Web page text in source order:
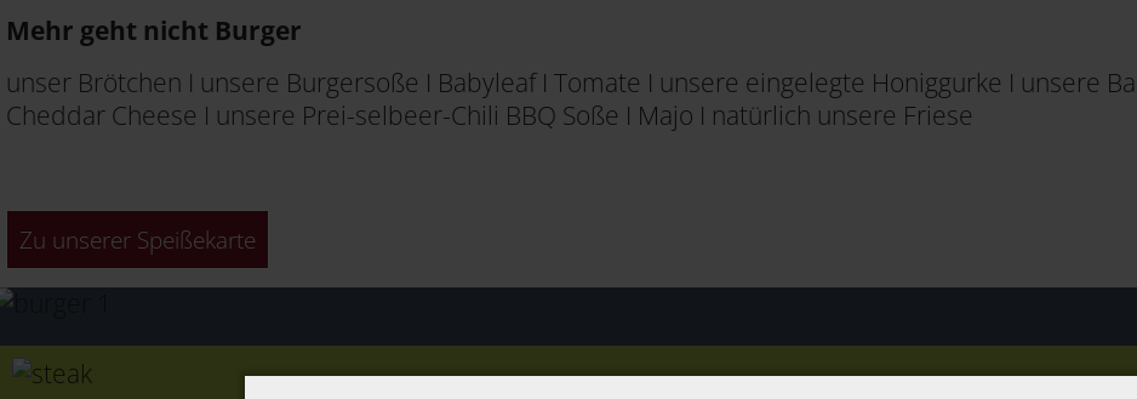
Mehr geht nicht Burger
unser Brötchen I unsere Burgersoße I Babyleaf I Tomate I unsere eingelegte Honiggurke I unsere
Cheddar Cheese I unsere Prei-selbeer-Chili BBQ Soße I Majo I natürlich unsere Friese
Zu unserer Speißekarte